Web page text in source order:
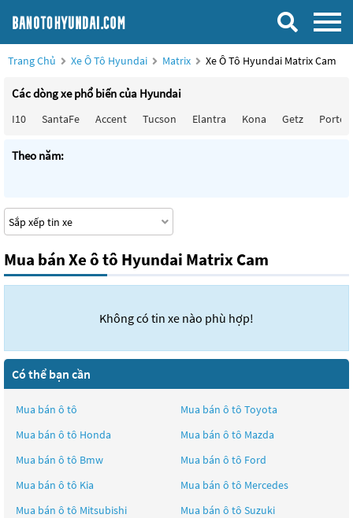
Trang Chủ Xe Ô Tô Hyundai Matrix Xe Ô Tô Hyundai Matrix Cam
Các dòng xe phổ biến của Hyundai
I10 SantaFe Accent Tucson Elantra Kona Getz Porter
Theo năm:
Mua bán Xe ô tô Hyundai Matrix Cam
Không có tin xe nào phù hợp!
Có thể bạn cần
Mua bán ô tô Mua bán ô tô Toyota
Mua bán ô tô Honda Mua bán ô tô Mazda
Mua bán ô tô Bmw Mua bán ô tô Ford
Mua bán ô tô Kia Mua bán ô tô Mercedes
Mua bán ô tô Mitsubishi Mua bán ô tô Suzuki